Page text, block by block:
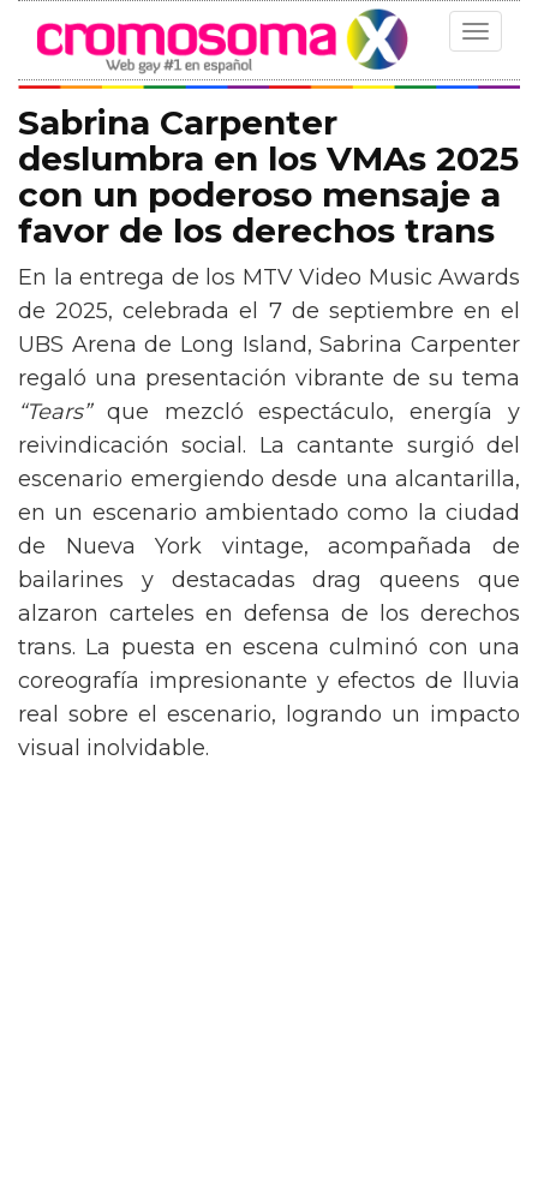
Toggle
Sabrina Carpenter
deslumbra en los VMAs 2025
con un poderoso mensaje a
favor de los derechos trans
En la entrega de los MTV Video Music Awards
de 2025, celebrada el 7 de septiembre en el
UBS Arena de Long Island, Sabrina Carpenter
regaló una presentación vibrante de su tema
“Tears”que mezcló espectáculo, energía y
reivindicación social. La cantante surgió del
escenario emergiendo desde una alcantarilla,
en un escenario ambientado como la ciudad
de Nueva York vintage, acompañada de
bailarines y destacadas drag queens que
alzaron carteles en defensa de los derechos
trans. La puesta en escena culminó con una
coreografía impresionante y efectos de lluvia
real sobre el escenario, logrando un impacto
visual inolvidable.